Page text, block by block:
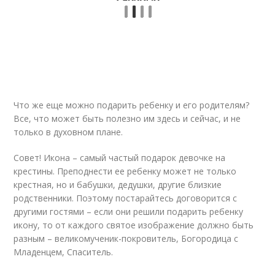
Что же еще можно подарить ребенку и его родителям?
Все, что может быть полезно им здесь и сейчас, и не
только в духовном плане.
Совет! Икона – самый частый подарок девочке на
крестины. Преподнести ее ребенку может не только
крестная, но и бабушки, дедушки, другие близкие
родственники. Поэтому постарайтесь договорится с
другими гостями – если они решили подарить ребенку
икону, то от каждого святое изображение должно быть
разным – великомученик-покровитель, Богородица с
Младенцем, Спаситель.